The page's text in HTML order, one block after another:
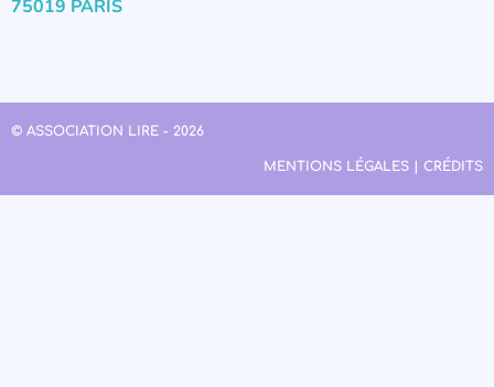
75019 PARIS
© ASSOCIATION LIRE - 2026
MENTIONS LÉGALES | CRÉDITS